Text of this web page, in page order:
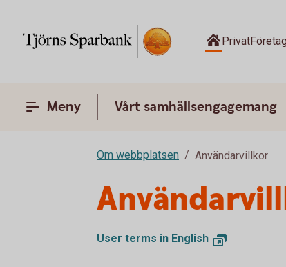
PrivatFöretag
Meny Vårt samhällsengagemang
Om webbplatsen Användarvillkor
User terms in English